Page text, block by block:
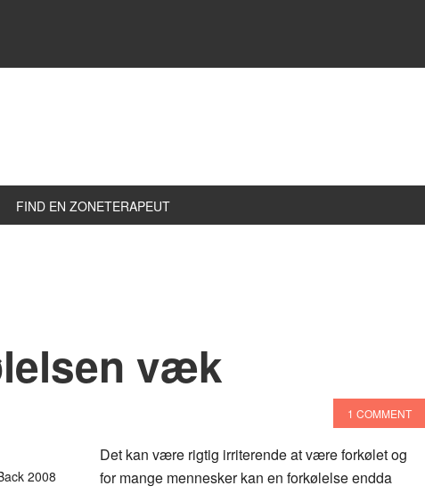
FIND EN ZONETERAPEUT
væk
1 COMMENT
2008
Det kan være rigtig irriterende at være forkølet og
for mange mennesker kan en forkølelse endda